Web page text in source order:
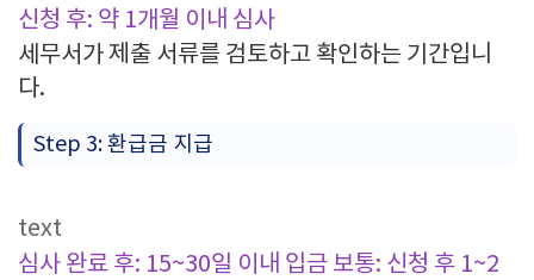
신청 후: 약 1개월 이내 심사
세무서가 제출 서류를 검토하고 확인하는 기간입니
다.
Step 3: 환급금 지급
text
심사 완료 후: 15~30일 이내 입금 보통: 신청 후 1~2